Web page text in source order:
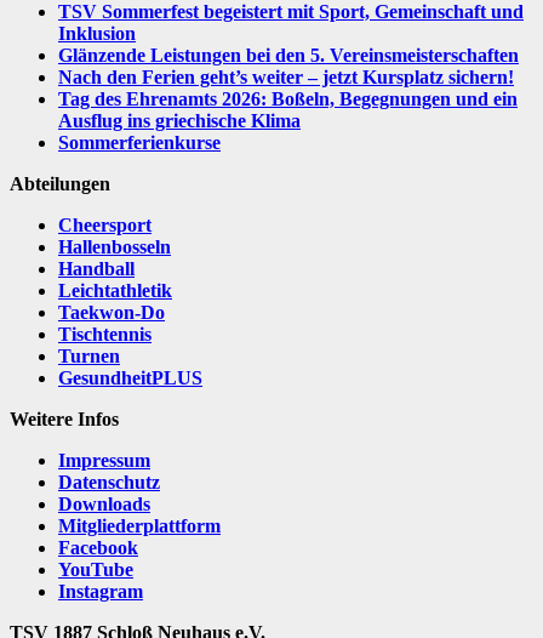
TSV Sommerfest begeistert mit Sport, Gemeinschaft und
Inklusion
Glänzende Leistungen bei den 5. Vereinsmeisterschaften
Nach den Ferien geht’s weiter – jetzt Kursplatz sichern!
Tag des Ehrenamts 2026: Boßeln, Begegnungen und ein
Ausflug ins griechische Klima
Sommerferienkurse
Abteilungen
Cheersport
Hallenbosseln
Handball
Leichtathletik
Taekwon-Do
Tischtennis
Turnen
GesundheitPLUS
Weitere Infos
Impressum
Datenschutz
Downloads
Mitgliederplattform
Facebook
YouTube
Instagram
TSV 1887 Schloß Neuhaus e.V.